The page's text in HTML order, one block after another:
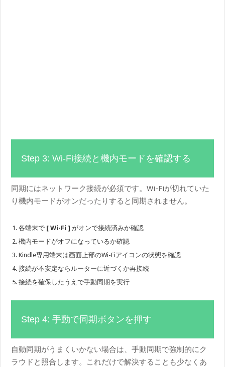
Step 3: Wi-Fi接続と機内モードを確認する
同期にはネットワーク接続が必須です。Wi-Fiが切れていた
り機内モードがオンだったりすると同期されません。
各端末で [ Wi-Fi ] がオンで接続済みか確認
機内モードがオフになっているか確認
Kindle専用端末は画面上部のWi-Fiアイコンの状態を確認
接続が不安定ならルーターに近づくか再接続
接続を確保したうえで手動同期を実行
Step 4: 手動で同期ボタンを押す
自動同期がうまくいかない場合は、手動同期で強制的にク
ラウドと照合します。これだけで解決することも少なくあ